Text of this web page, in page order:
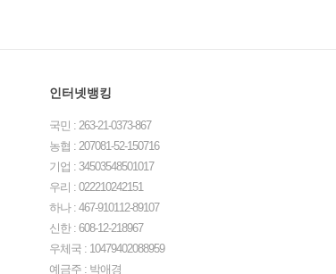
인터넷뱅킹
국민 : 263-21-0373-867
농협 : 207081-52-150716
기업 : 34503548501017
우리 : 022210242151
하나 : 467-910112-89107
신한 : 608-12-218967
우체국 : 10479402088959
예금주 : 박애경